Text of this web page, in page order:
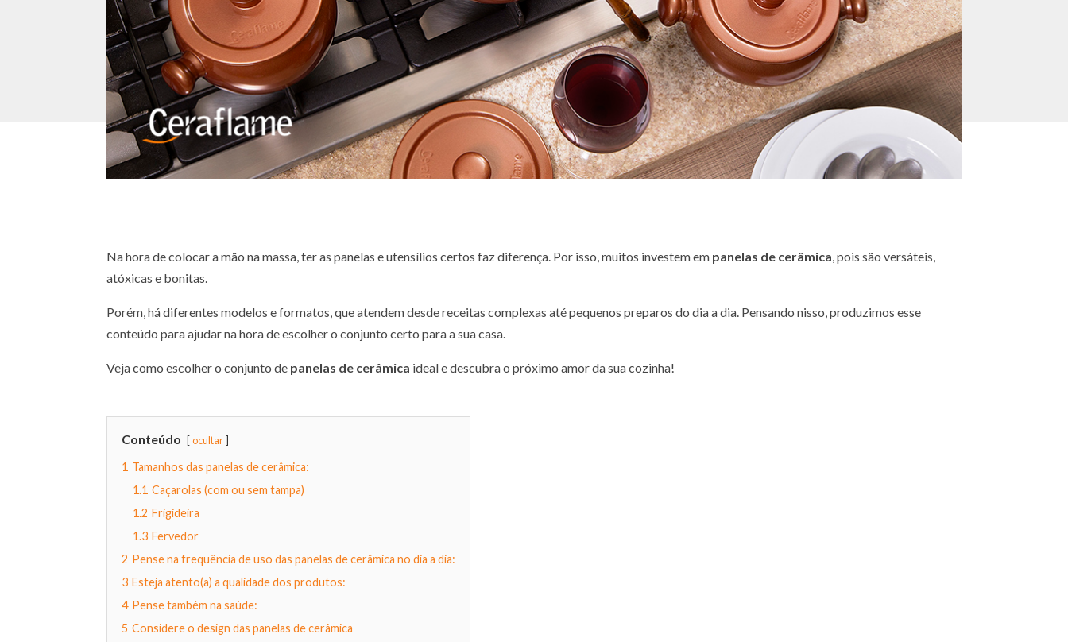
Na hora de colocar a mão na massa, ter as panelas e utensílios certos faz diferença. Por isso, muitos investem em panelas de cerâmica , pois são versáteis,
atóxicas e bonitas.
Porém, há diferentes modelos e formatos, que atendem desde receitas complexas até pequenos preparos do dia a dia. Pensando nisso, produzimos esse
conteúdo para ajudar na hora de escolher o conjunto certo para a sua casa.
Veja como escolher o conjunto de panelas de cerâmica ideal e descubra o próximo amor da sua cozinha!
Conteúdo ocultar
1 Tamanhos das panelas de cerâmica:
1.1 Caçarolas (com ou sem tampa)
1.2 Frigideira
1.3 Fervedor
2 Pense na frequência de uso das panelas de cerâmica no dia a dia:
3 Esteja atento(a) a qualidade dos produtos:
4 Pense também na saúde:
5 Considere o design das panelas de cerâmica